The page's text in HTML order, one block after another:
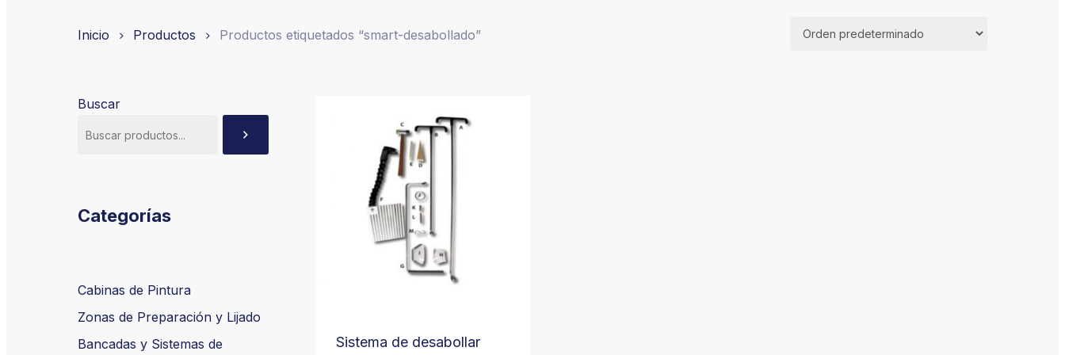
Presione ENTER para buscar o ESC para cerrar
Inicio Productos Productos etiquetados “smart-desabollado”
Buscar
Categorías
Cabinas de Pintura
Zonas de Preparación y Lijado
Bancadas y Sistemas de
Sistema de desabollar